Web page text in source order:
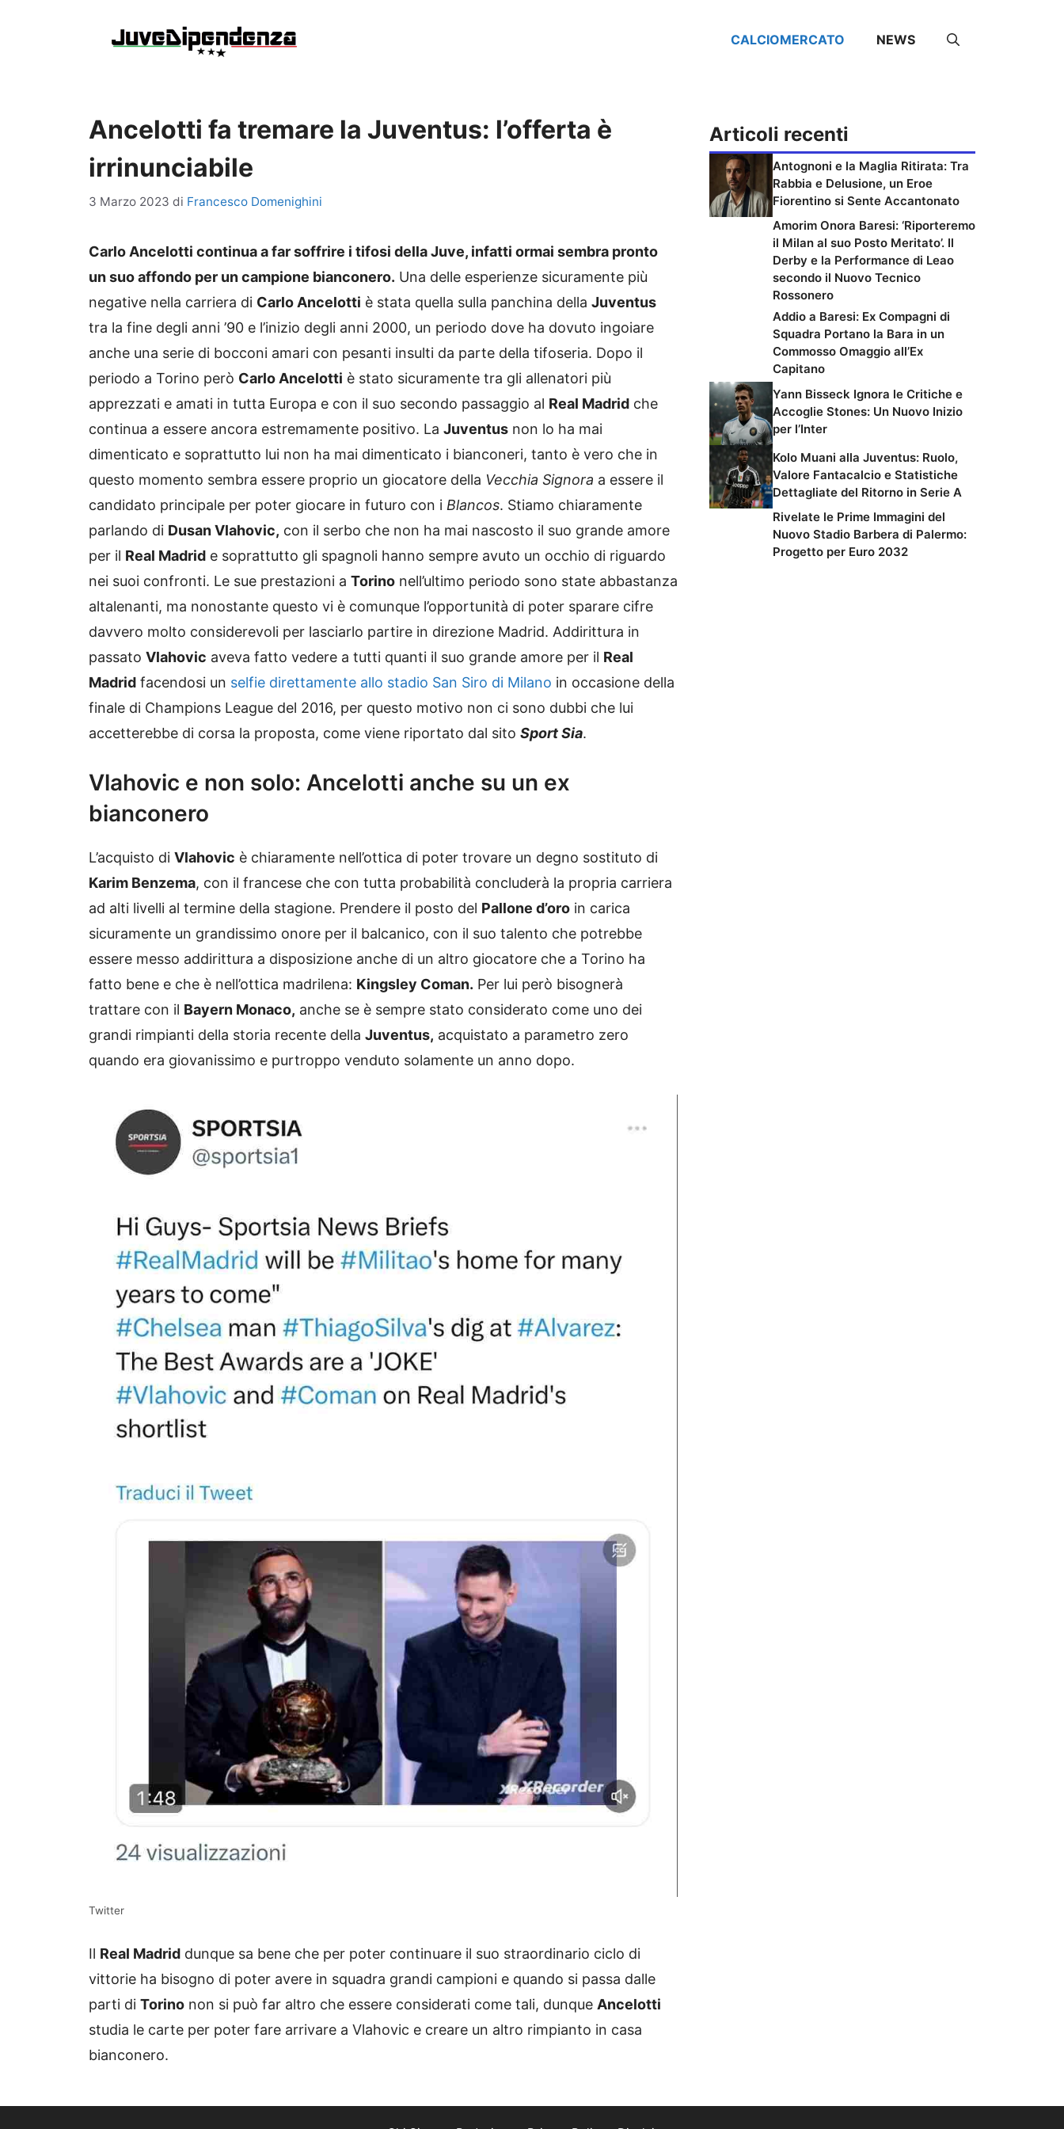
CALCIOMERCATO NEWS
Ancelotti fa tremare la Juventus: l’offerta è
irrinunciabile
3 Marzo 2023 di Francesco Domenighini
Carlo Ancelotti continua a far soffrire i tifosi della Juve, infatti ormai sembra pronto
un suo affondo per un campione bianconero. Una delle esperienze sicuramente più
negative nella carriera di Carlo Ancelotti è stata quella sulla panchina della Juventus
tra la fine degli anni ’90 e l’inizio degli anni 2000, un periodo dove ha dovuto ingoiare
anche una serie di bocconi amari con pesanti insulti da parte della tifoseria. Dopo il
periodo a Torino però Carlo Ancelotti è stato sicuramente tra gli allenatori più
apprezzati e amati in tutta Europa e con il suo secondo passaggio al Real Madrid che
continua a essere ancora estremamente positivo. La Juventus non lo ha mai
dimenticato e soprattutto lui non ha mai dimenticato i bianconeri, tanto è vero che in
questo momento sembra essere proprio un giocatore della Vecchia Signora a essere il
candidato principale per poter giocare in futuro con i Blancos. Stiamo chiaramente
parlando di Dusan Vlahovic, con il serbo che non ha mai nascosto il suo grande amore
per il Real Madrid e soprattutto gli spagnoli hanno sempre avuto un occhio di riguardo
nei suoi confronti. Le sue prestazioni a Torino nell’ultimo periodo sono state abbastanza
altalenanti, ma nonostante questo vi è comunque l’opportunità di poter sparare cifre
davvero molto considerevoli per lasciarlo partire in direzione Madrid. Addirittura in
passato Vlahovic aveva fatto vedere a tutti quanti il suo grande amore per il Real
Madrid facendosi un selfie direttamente allo stadio San Siro di Milano in occasione della
finale di Champions League del 2016, per questo motivo non ci sono dubbi che lui
accetterebbe di corsa la proposta, come viene riportato dal sito Sport Sia.
Vlahovic e non solo: Ancelotti anche su un ex
bianconero
L’acquisto di Vlahovic è chiaramente nell’ottica di poter trovare un degno sostituto di
Karim Benzema, con il francese che con tutta probabilità concluderà la propria carriera
ad alti livelli al termine della stagione. Prendere il posto del Pallone d’oro in carica
sicuramente un grandissimo onore per il balcanico, con il suo talento che potrebbe
essere messo addirittura a disposizione anche di un altro giocatore che a Torino ha
fatto bene e che è nell’ottica madrilena: Kingsley Coman. Per lui però bisognerà
trattare con il Bayern Monaco, anche se è sempre stato considerato come uno dei
grandi rimpianti della storia recente della Juventus, acquistato a parametro zero
quando era giovanissimo e purtroppo venduto solamente un anno dopo.
Twitter
Il Real Madrid dunque sa bene che per poter continuare il suo straordinario ciclo di
vittorie ha bisogno di poter avere in squadra grandi campioni e quando si passa dalle
parti di Torino non si può far altro che essere considerati come tali, dunque Ancelotti
studia le carte per poter fare arrivare a Vlahovic e creare un altro rimpianto in casa
bianconero.
Articoli recenti
Antognoni e la Maglia Ritirata: Tra
Rabbia e Delusione, un Eroe
Fiorentino si Sente Accantonato
Amorim Onora Baresi: ‘Riporteremo
il Milan al suo Posto Meritato’. Il
Derby e la Performance di Leao
secondo il Nuovo Tecnico
Rossonero
Addio a Baresi: Ex Compagni di
Squadra Portano la Bara in un
Commosso Omaggio all’Ex
Capitano
Yann Bisseck Ignora le Critiche e
Accoglie Stones: Un Nuovo Inizio
per l’Inter
Kolo Muani alla Juventus: Ruolo,
Valore Fantacalcio e Statistiche
Dettagliate del Ritorno in Serie A
Rivelate le Prime Immagini del
Nuovo Stadio Barbera di Palermo:
Progetto per Euro 2032